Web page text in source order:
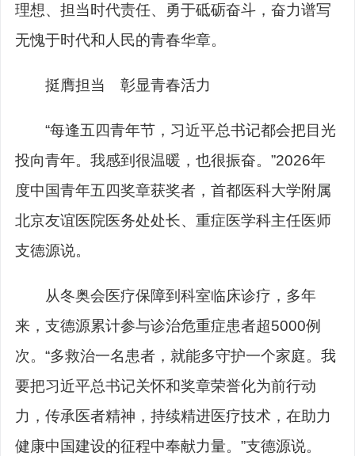
理想、担当时代责任、勇于砥砺奋斗，奋力谱写
无愧于时代和人民的青春华章。
挺膺担当 彰显青春活力
“每逢五四青年节，习近平总书记都会把目光
投向青年。我感到很温暖，也很振奋。”2026年
度中国青年五四奖章获奖者，首都医科大学附属
北京友谊医院医务处处长、重症医学科主任医师
支德源说。
从冬奥会医疗保障到科室临床诊疗，多年
来，支德源累计参与诊治危重症患者超5000例
次。“多救治一名患者，就能多守护一个家庭。我
要把习近平总书记关怀和奖章荣誉化为前行动
力，传承医者精神，持续精进医疗技术，在助力
健康中国建设的征程中奉献力量。”支德源说。